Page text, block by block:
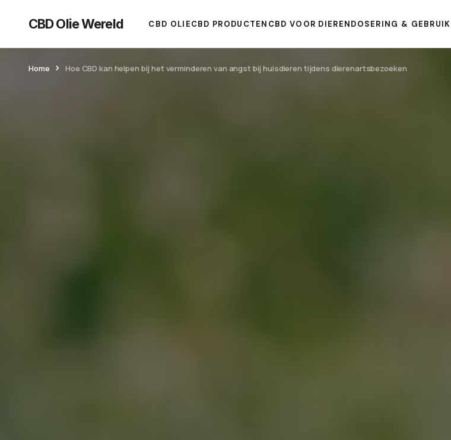
CBD Olie Wereld CBD OLIECBD PRODUCTEN CBD VOOR DIERENDOSERING & GEBRUIK
Home Hoe CBD kan helpen bij het verminderen van angst bij huisdieren tijdens dierenartsbezoeken